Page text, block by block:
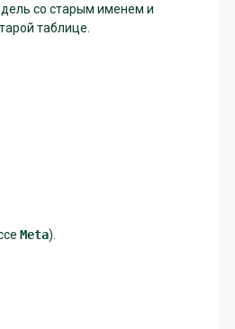
со старым именем и
таблице.
Meta).